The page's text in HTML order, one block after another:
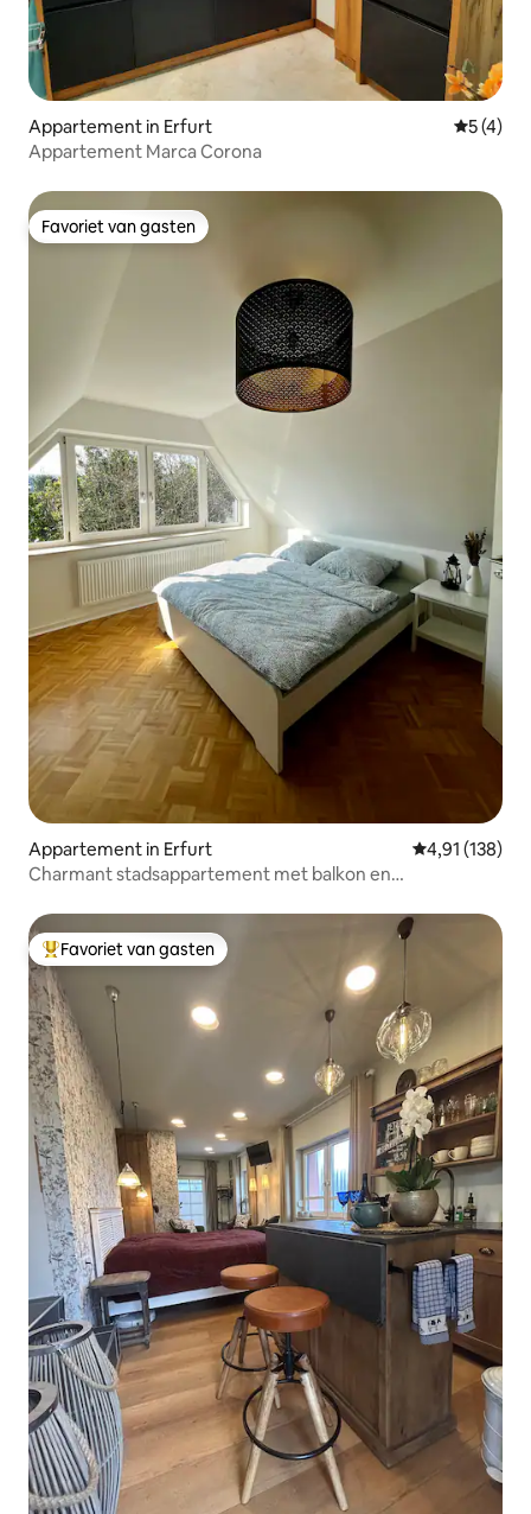
Appartement in Erfurt
5 (4)
Appartement Marca Corona
Favoriet van gasten
Favoriet van gasten
Appartement in Erfurt Gemiddelde
4,91 (138)
Charmant stadsappartement met balkon en
Topfavoriet van gasten
Favoriet van gasten